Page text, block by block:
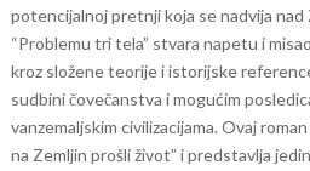
potencijalnoj pretnji koja se nadvija nad
“Problemu tri tela” stvara napetu i
kroz složene teorije i istorijske
sudbini čovečanstva i mogućim
vanzemaljskim civilizacijama. Ovaj
na Zemljin prošli život” i predstavlja